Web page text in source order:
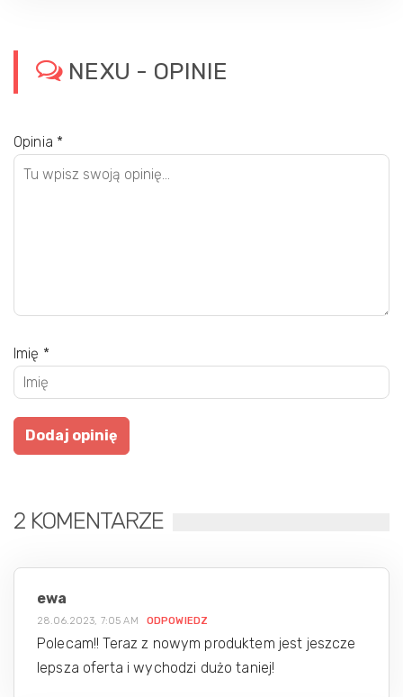
NEXU - OPINIE
Opinia *
Imię *
2 KOMENTARZE
ewa
28.06.2023, 7:05 AM ODPOWIEDZ
Polecam!! Teraz z nowym produktem jest jeszcze
lepsza oferta i wychodzi dużo taniej!